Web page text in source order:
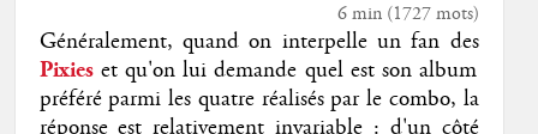
6 min(1727mots)
Généralement, quand on interpelle un fan des
Pixies et qu'on lui demande quel est son album
préféré parmi les quatre réalisés par le combo, la
réponse est relativement invariable : d'un côté